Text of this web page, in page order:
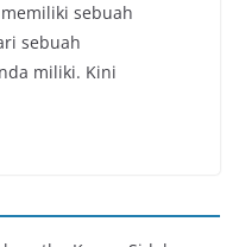
sebuah
sebuah
miliki. Kini